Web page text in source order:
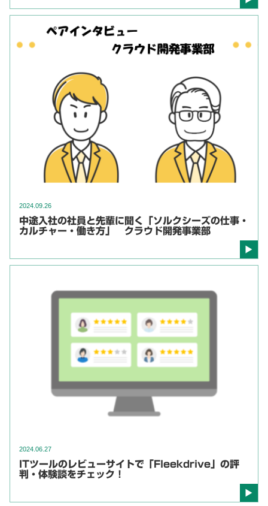
2024.09.26
中途入社の社員と先輩に聞く「ソルクシーズの仕事・
カルチャー・働き方」 クラウド開発事業部
2024.06.27
ITツールのレビューサイトで「Fleekdrive」の評
判・体験談をチェック！